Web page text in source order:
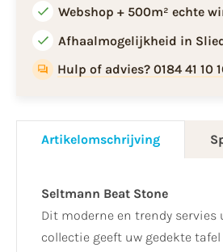
Webshop + 500m² echte
Afhaalmogelijkheid in
Hulp of advies? 0184 41 10
Artikelomschrijving
Seltmann Beat Stone
Dit moderne en trendy servies
collectie geeft uw gedekte